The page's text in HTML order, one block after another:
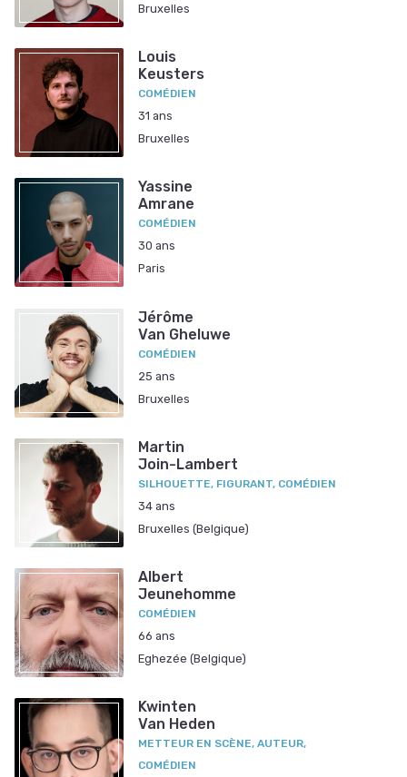
Bruxelles
Louis
Keusters
COMÉDIEN
31 ans
Bruxelles
Yassine
Amrane
COMÉDIEN
30 ans
Paris
Jérôme
Van Gheluwe
COMÉDIEN
25 ans
Bruxelles
Martin
Join-Lambert
SILHOUETTE, FIGURANT, COMÉDIEN
34 ans
Bruxelles (Belgique)
Albert
Jeunehomme
COMÉDIEN
66 ans
Eghezée (Belgique)
Kwinten
Van Heden
METTEUR EN SCÈNE, AUTEUR,
COMÉDIEN